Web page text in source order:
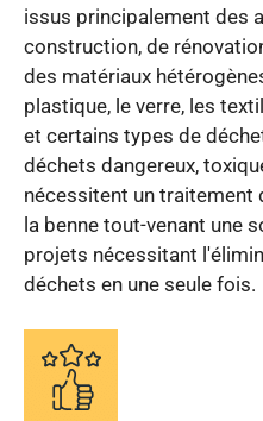
issus principalement des
construction, de
des matériaux
plastique, le verre, les
et certains types de
déchets dangereux,
nécessitent un
la benne tout-venant une
projets nécessitant
déchets en une seule fois.